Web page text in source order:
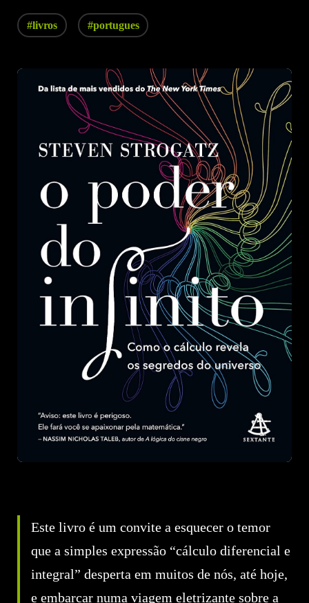
#livros #portugues
Este livro é um convite a esquecer o temor
que a simples expressão “cálculo diferencial e
integral” desperta em muitos de nós, até hoje,
e embarcar numa viagem eletrizante sobre a